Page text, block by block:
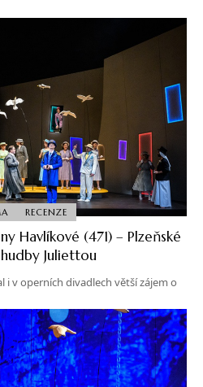
RECENZE
Havlíkové (471) – Plzeňské
Juliettou
i v operních divadlech větší zájem o